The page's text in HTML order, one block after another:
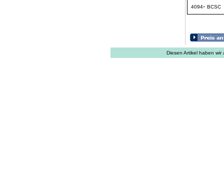
4094- BCSC
Diesen Artikel haben